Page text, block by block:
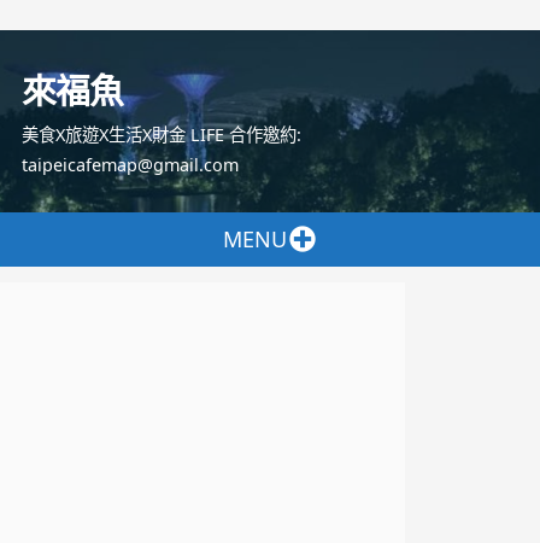
容
來福魚
美食X旅遊X生活X財金 LIFE 合作邀約:
taipeicafemap@gmail.com
MENU